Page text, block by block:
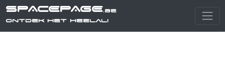
SPACEPAGE.be
Ontdek het heelal!